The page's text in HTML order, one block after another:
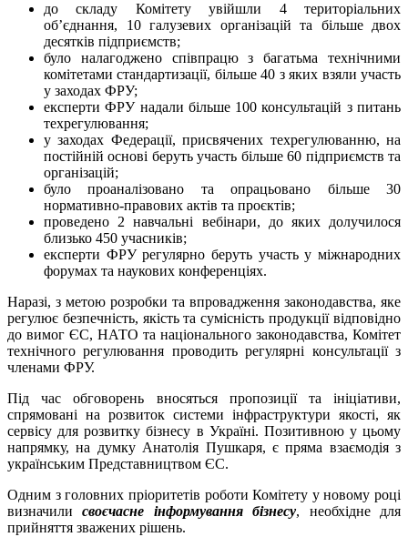
до складу Комітету увійшли 4 територіальних
об’єднання, 10 галузевих організацій та більше двох
десятків підприємств;
було налагоджено співпрацю з багатьма технічними
комітетами стандартизації, більше 40 з яких взяли участь
у заходах ФРУ;
експерти ФРУ надали більше 100 консультацій з питань
техрегулювання;
у заходах Федерації, присвячених техрегулюванню, на
постійній основі беруть участь більше 60 підприємств та
організацій;
було проаналізовано та опрацьовано більше 30
нормативно-правових актів та проєктів;
проведено 2 навчальні вебінари, до яких долучилося
близько 450 учасників;
експерти ФРУ регулярно беруть участь у міжнародних
форумах та наукових конференціях.
Наразі, з метою розробки та впровадження законодавства, яке
регулює безпечність, якість та сумісність продукції відповідно
до вимог ЄС, НАТО та національного законодавства, Комітет
технічного регулювання проводить регулярні консультації з
членами ФРУ.
Під час обговорень вносяться пропозиції та ініціативи,
спрямовані на розвиток системи інфраструктури якості, як
сервісу для розвитку бізнесу в Україні. Позитивною у цьому
напрямку, на думку Анатолія Пушкаря, є пряма взаємодія з
українським Представництвом ЄС.
Одним з головних пріоритетів роботи Комітету у новому році
визначилисвоєчасне інформування бізнесу, необхідне для
прийняття зважених рішень.